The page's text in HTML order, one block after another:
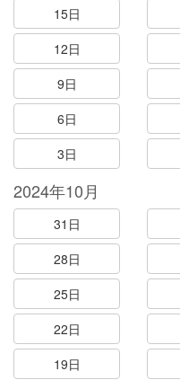
15日
12日
9日
6日
3日
2024年10月
31日
28日
25日
22日
19日